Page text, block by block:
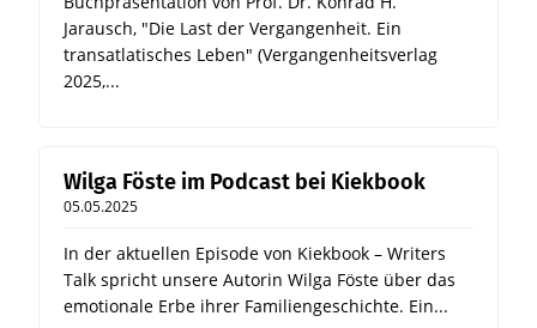
Jarausch, "Die Last der Vergangenheit. Ein
transatlatisches Leben" (Vergangenheitsverlag
2025,...
Wilga Föste im Podcast bei Kiekbook
05.05.2025
In der aktuellen Episode von Kiekbook – Writers
Talk spricht unsere Autorin Wilga Föste über das
emotionale Erbe ihrer Familiengeschichte. Ein...